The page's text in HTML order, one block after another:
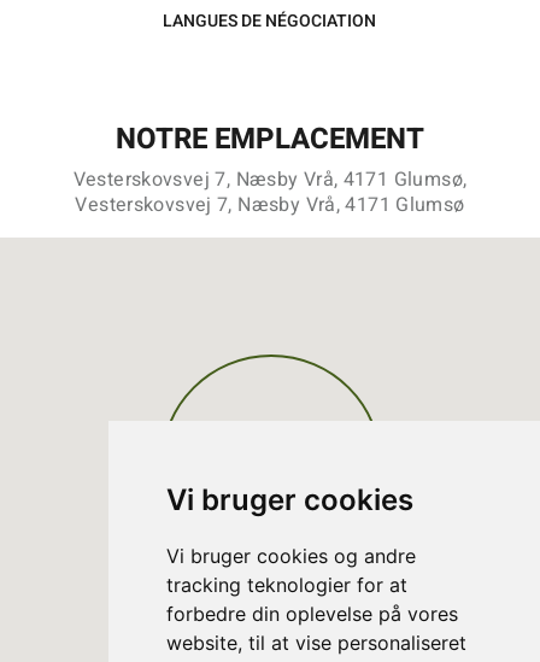
Vi bruger cookies
Vi bruger cookies og andre
tracking teknologier for at
forbedre din oplevelse på vores
website, til at vise personaliseret
LANGUES DE NÉGOCIATION
NOTRE EMPLACEMENT
Vesterskovsvej 7, Næsby Vrå, 4171 Glumsø,
Vesterskovsvej 7, Næsby Vrå, 4171 Glumsø